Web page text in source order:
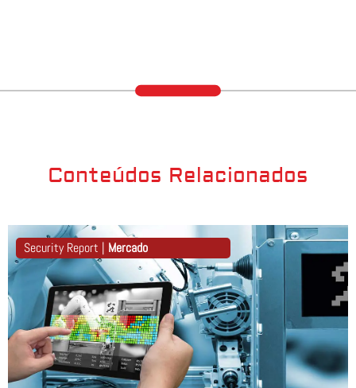
Conteúdos Relacionados
Security Report | Mercado